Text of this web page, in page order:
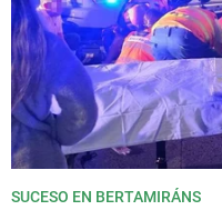
SUCESO EN BERTAMIRÁNS